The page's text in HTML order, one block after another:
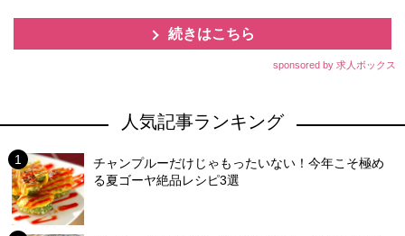
続きはこちら
sponsored by 求人ボックス
人気記事ランキング
チャンプルーだけじゃもったいない！今年こそ極め
る夏ゴーヤ絶品レシピ3選